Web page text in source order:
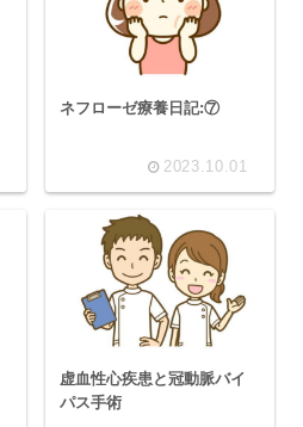
ネフローゼ療養日記:⑦
2023.10.01
虚血性心疾患と冠動脈バイ
パス手術